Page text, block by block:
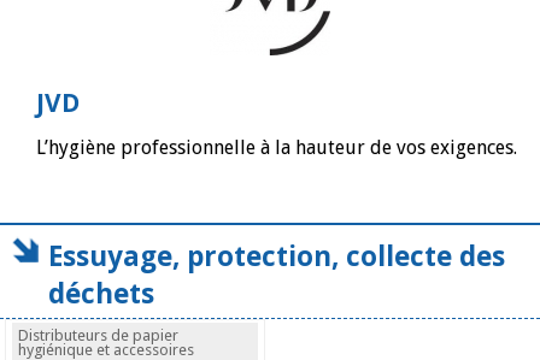
JVD
L’hygiène professionnelle à la hauteur de vos exigences.
Essuyage, protection, collecte des
déchets
Distributeurs de papier
hygiénique et accessoires